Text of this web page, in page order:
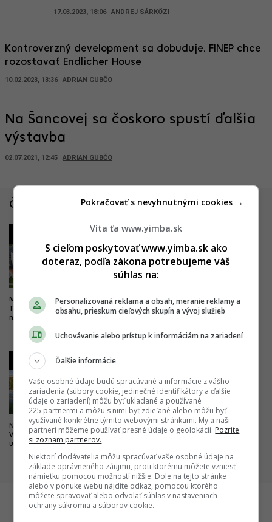
17.03.2023, 18:06 ANDREJ SÁRKÖZI
Kontroverzný development sa dobuduje. FINEP chce
rozostavať Endlicher House
10.02.2023, 13:36 ADRIAN GUBČO
Na Šancovej sa čoskoro spustí ďalšia
výstavba
02.07.2021, 12:45 ADRIAN GUBČO
Články zo Slovenska
Milióny do vyššieho vzdelania.
Trenčín chce byť univerzitným
mestom, buduje nový kampus
2
Drastické zlepšenie pre
železničnú dopravu. Trať z
Bratislavy do Komárna sa má
kapacita
Nová pýcha mesta kultúry.
Výnimočný park čoskoro doplní
unikátny most
Dobré správy z najväčších
nemocníc. Výstavba veľkých
dôležité míľniky
Víta ťa www.yimba.sk
S cieľom poskytovať www.yimba.sk ako
doteraz, podľa zákona potrebujeme váš
súhlas na:
Personalizovaná reklama a obsah, meranie reklamy a
obsahu, prieskum cieľových skupín a vývoj služieb
Uchovávanie alebo prístup k informáciám na zariadení
Ďalšie informácie
Vaše osobné údaje budú spracúvané a informácie z vášho
zariadenia (súbory cookie, jedinečné identifikátory a ďalšie
údaje o zariadení) môžu byť ukladané a používané
225 partnermi a môžu s nimi byť zdieľané alebo môžu byť
využívané konkrétne týmito webovými stránkami. My a naši
partneri môžeme používať presné údaje o geolokácii. Pozrite
si zoznam partnerov.
Niektorí dodávatelia môžu spracúvať vaše osobné údaje na
základe oprávneného záujmu, proti ktorému môžete vzniesť
námietku pomocou možností nižšie. Dole na tejto stránke
alebo v ponuke webu nájdite odkaz, pomocou ktorého
môžete spravovať alebo odvolať súhlas v nastaveniach
ochrany súkromia a súborov cookie.
Pokračovať s nevyhnutnými cookies →